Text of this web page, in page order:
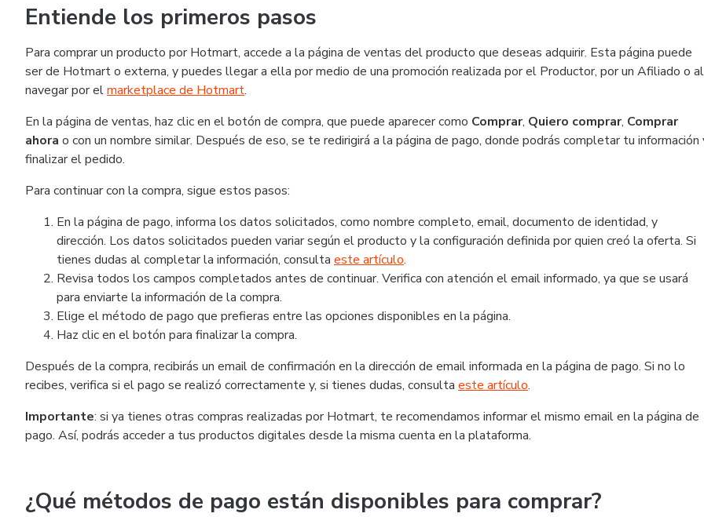
Entiende los primeros pasos
Para comprar un producto por Hotmart, accede a la página de ventas del producto que deseas adquirir. Esta página puede
ser de Hotmart o externa, y puedes llegar a ella por medio de una promoción realizada por el Productor, por un Afiliado o al
navegar por elmarketplace de Hotmart.
En la página de ventas, haz clic en el botón de compra, que puede aparecer como Comprar, Quiero comprar, Comprar
ahora o con un nombre similar. Después de eso, se te redirigirá a la página de pago, donde podrás completar tu información
finalizar el pedido.
Para continuar con la compra, sigue estos pasos:
En la página de pago, informa los datos solicitados, como nombre completo, email, documento de identidad, y
dirección. Los datos solicitados pueden variar según el producto y la configuración definida por quien creó la oferta. Si
tienes dudas al completar la información, consulta este artículo.
Revisa todos los campos completados antes de continuar. Verifica con atención el email informado, ya que se usará
para enviarte la información de la compra.
Elige el método de pago que prefieras entre las opciones disponibles en la página.
Haz clic en el botón para finalizar la compra.
Después de la compra, recibirás un email de confirmación en la dirección de email informada en la página de pago. Si no lo
recibes, verifica si el pago se realizó correctamente y, si tienes dudas, consulta este artículo.
Importante: si ya tienes otras compras realizadas por Hotmart, te recomendamos informar el mismo email en la página de
pago. Así, podrás acceder a tus productos digitales desde la misma cuenta en la plataforma.
¿Qué métodos de pago están disponibles para comprar?